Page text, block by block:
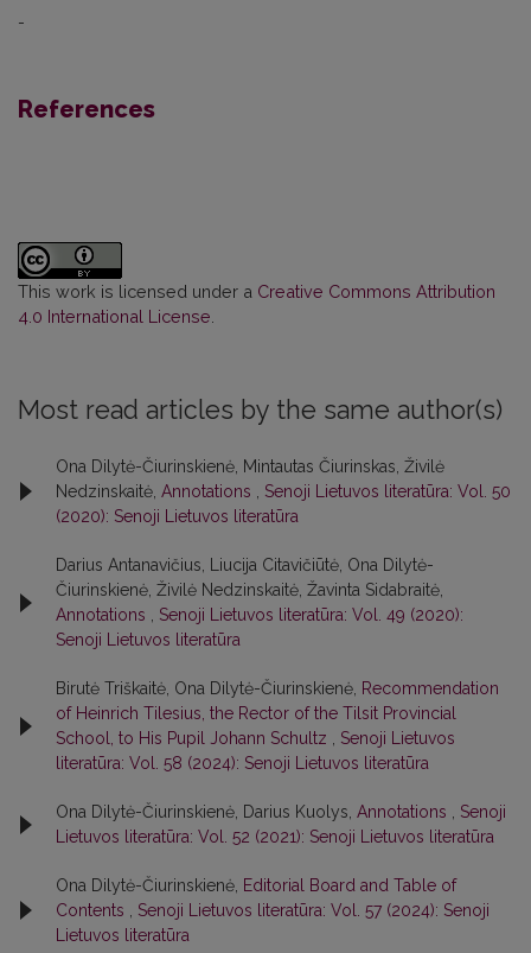
-
References
This work is licensed under a Creative Commons Attribution
4.0 International License
Most read articles by the same author(s)
Ona Dilytė-Čiurinskienė, Mintautas Čiurinskas, Živilė
Nedzinskaitė, Annotations
Senoji Lietuvos literatūra: Vol. 50
(2020): Senoji Lietuvos literatūra
Darius Antanavičius, Liucija Citavičiūtė, Ona Dilytė-
Čiurinskienė, Živilė Nedzinskaitė, Žavinta Sidabraitė,
Annotations
Senoji Lietuvos literatūra: Vol. 49 (2020):
Senoji Lietuvos literatūra
Birutė Triškaitė, Ona Dilytė-Čiurinskienė, Recommendation
of Heinrich Tilesius, the Rector of the Tilsit Provincial
School, to His Pupil Johann Schultz
Senoji Lietuvos
literatūra: Vol. 58 (2024): Senoji Lietuvos literatūra
Ona Dilytė-Čiurinskienė, Darius Kuolys, Annotations
Senoji
Lietuvos literatūra: Vol. 52 (2021): Senoji Lietuvos literatūra
Ona Dilytė-Čiurinskienė, Editorial Board and Table of
Contents
Senoji Lietuvos literatūra: Vol. 57 (2024): Senoji
Lietuvos literatūra